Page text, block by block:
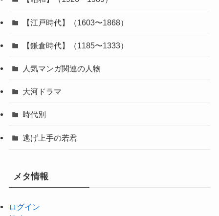
【江戸時代】（1603〜1868）
【鎌倉時代】（1185〜1333）
人気マンガ関連の人物
大河ドラマ
時代別
逃げ上手の若君
メタ情報
ログイン